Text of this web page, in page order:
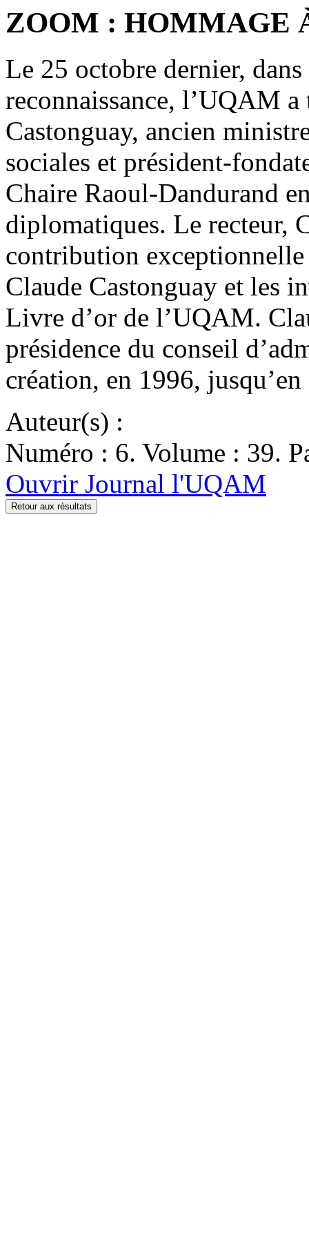
ZOOM : HOMMAGE
Le 25 octobre dernier,
reconnaissance, l’UQAM
Castonguay, ancien
sociales et président-
Chaire Raoul-Dandurand
diplomatiques. Le recteur,
contribution
Claude Castonguay et les
Livre d’or de l’UQAM.
présidence du conseil
création, en 1996,
Auteur(s) :
Numéro : 6. Volume : 39.
Ouvrir Journal l'UQAM
Retour aux résultats